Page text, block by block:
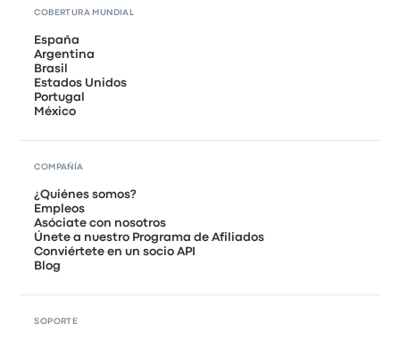
COBERTURA MUNDIAL
España
Argentina
Brasil
Estados Unidos
Portugal
México
COMPAÑÍA
¿Quiénes somos?
Empleos
Asóciate con nosotros
Únete a nuestro Programa de Afiliados
Conviértete en un socio API
Blog
SOPORTE